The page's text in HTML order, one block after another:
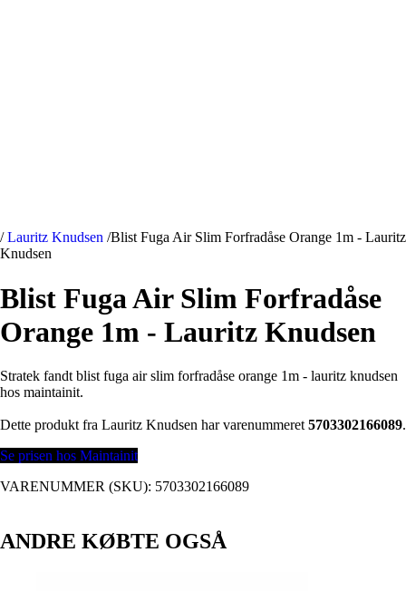
/ Lauritz Knudsen /Blist Fuga Air Slim Forfradåse Orange 1m - Lauritz
Knudsen
Blist Fuga Air Slim Forfradåse
Orange 1m - Lauritz Knudsen
Stratek fandt blist fuga air slim forfradåse orange 1m - lauritz knudsen
hos maintainit.
Dette produkt fra Lauritz Knudsen har varenummeret 5703302166089.
Se prisen hos Maintainit
VARENUMMER (SKU): 5703302166089
ANDRE KØBTE OGSÅ